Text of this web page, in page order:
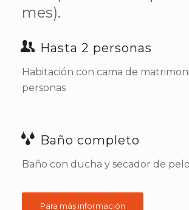
mes).
Hasta 2 personas
Habitación con cama de
personas
Baño completo
Baño con ducha y secador de pelo
Para más información